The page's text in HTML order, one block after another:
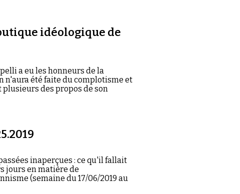
idéologique de
a eu les honneurs de la
n'aura été faite du complotisme et
des propos de son
inaperçues : ce qu'il fallait
jours en matière de
(semaine du 17/06/2019 au